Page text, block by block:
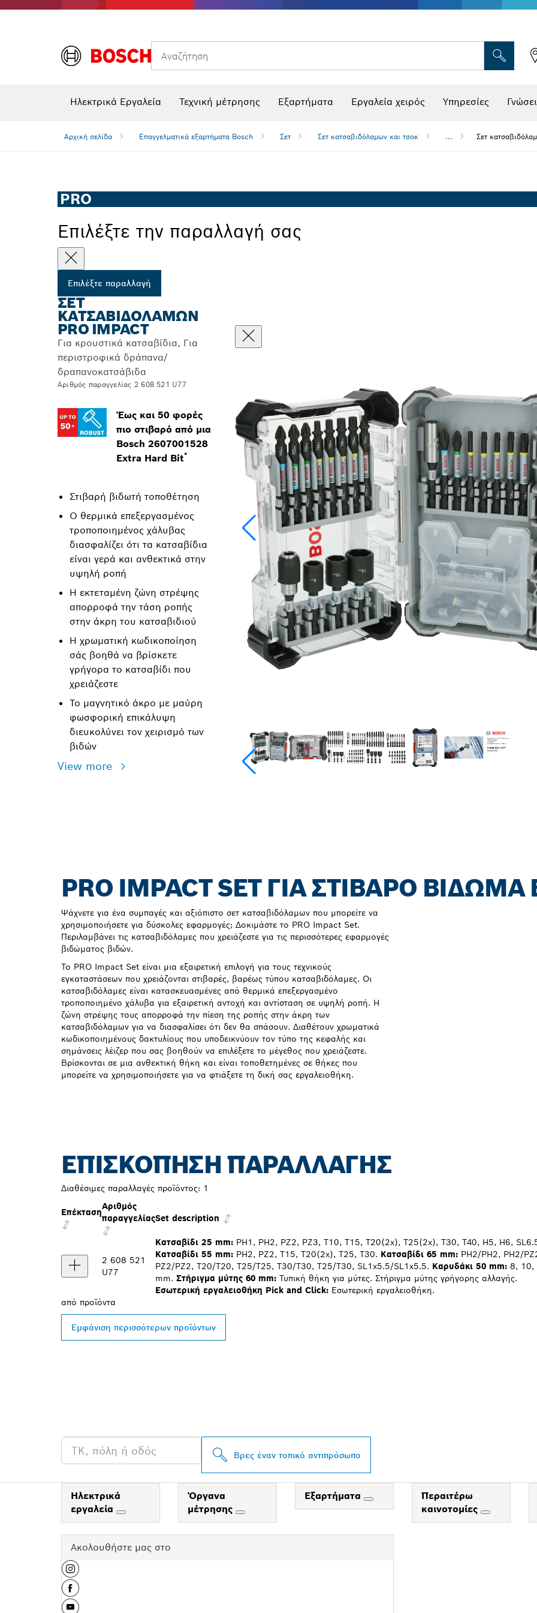
Αναζήτηση
Ηλεκτρικά Εργαλεία Τεχνική μέτρησης Εξαρτήματα Εργαλεία χειρός Υπηρεσίες
Αρχική σελίδα Επαγγελματικά εξαρτήματα Bosch Σετ Σετ κατσαβιδόλαμων και τσοκ ... Σετ
PRO
Επιλέξτε την παραλλαγή σας
Επιλέξτε παραλλαγή
ΣΕΤ
ΚΑΤΣΑΒΙΔΌΛΑΜΩΝ
PRO IMPACT
Για κρουστικά κατσαβίδια, Για
περιστροφικά δράπανα/
δραπανοκατσάβιδα
Αριθμός παραγγελίας 2 608 521 U77
Έως και 50 φορές
πιο στιβαρό από μια
Bosch 2607001528
Extra Hard Bit*
Στιβαρή βιδωτή τοποθέτηση
Ο θερμικά επεξεργασμένος
τροποποιημένος χάλυβας
διασφαλίζει ότι τα κατσαβίδια
είναι γερά και ανθεκτικά στην
υψηλή ροπή
Η εκτεταμένη ζώνη στρέψης
απορροφά την τάση ροπής
στην άκρη του κατσαβιδιού
Η χρωματική κωδικοποίηση
σάς βοηθά να βρίσκετε
γρήγορα το κατσαβίδι που
χρειάζεστε
Το μαγνητικό άκρο με μαύρη
φωσφορική επικάλυψη
διευκολύνει τον χειρισμό των
βιδών
View more
PRO IMPACT SET ΓΙΑ ΣΤΙΒΑΡΌ
Ψάχνετε για ένα συμπαγές και αξιόπιστο σετ κατσαβιδόλαμων που μπορείτε να
χρησιμοποιήσετε για δύσκολες εφαρμογές; Δοκιμάστε το PRO Impact Set.
Περιλαμβάνει τις κατσαβιδόλαμες που χρειάζεστε για τις περισσότερες εφαρμογές
βιδώματος βιδών.
Το PRO Impact Set είναι μια εξαιρετική επιλογή για τους τεχνικούς
εγκαταστάσεων που χρειάζονται στιβαρές, βαρέως τύπου κατσαβιδόλαμες. Οι
κατσαβιδόλαμες είναι κατασκευασμένες από θερμικά επεξεργασμένο
τροποποιημένο χάλυβα για εξαιρετική αντοχή και αντίσταση σε υψηλή ροπή. Η
ζώνη στρέψης τους απορροφά την πίεση της ροπής στην άκρη των
κατσαβιδόλαμων για να διασφαλίσει ότι δεν θα σπάσουν. Διαθέτουν χρωματικά
κωδικοποιημένους δακτυλίους που υποδεικνύουν τον τύπο της κεφαλής και
σημάνσεις λέιζερ που σας βοηθούν να επιλέξετε το μέγεθος που χρειάζεστε.
Βρίσκονται σε μια ανθεκτική θήκη και είναι τοποθετημένες σε θήκες που
μπορείτε να χρησιμοποιήσετε για να φτιάξετε τη δική σας εργαλειοθήκη.
ΕΠΙΣΚΌΠΗΣΗ ΠΑΡΑΛΛΑΓΉΣ
Διαθέσιμες παραλλαγές προϊόντος: 1
Επέκταση
Αριθμός
παραγγελίαςSet description
2 608 521
U77
Κατσαβίδι 25 mm: PH1, PH2, PZ2, PZ3, T10, T15, T20(2x), T25(2x), T30, T40, H5, H6,
Κατσαβίδι 55 mm: PH2, PZ2, T15, T20(2x), T25, T30. Κατσαβίδι 65 mm: PH2/PH2, PH2/
PZ2/PZ2, T20/T20, T25/T25, T30/T30, T25/T30, SL1x5.5/SL1x5.5. Καρυδάκι 50 mm: 8, 10,
mm. Στήριγμα μύτης 60 mm: Τυπική θήκη για μύτες. Στήριγμα μύτης γρήγορης αλλαγής.
Εσωτερική εργαλειοθήκη Pick and Click: Εσωτερική εργαλειοθήκη.
από προϊόντα
Εμφάνιση περισσότερων προϊόντων
Βρες έναν τοπικό αντιπρόσωπο
Ηλεκτρικά
εργαλεία
Όργανα
μέτρησης
Εξαρτήματα
Περαιτέρω
καινοτομίες
Ακολουθήστε μας στο